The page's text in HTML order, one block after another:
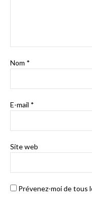
Nom *
E-mail *
Site web
Prévenez-moi de tous